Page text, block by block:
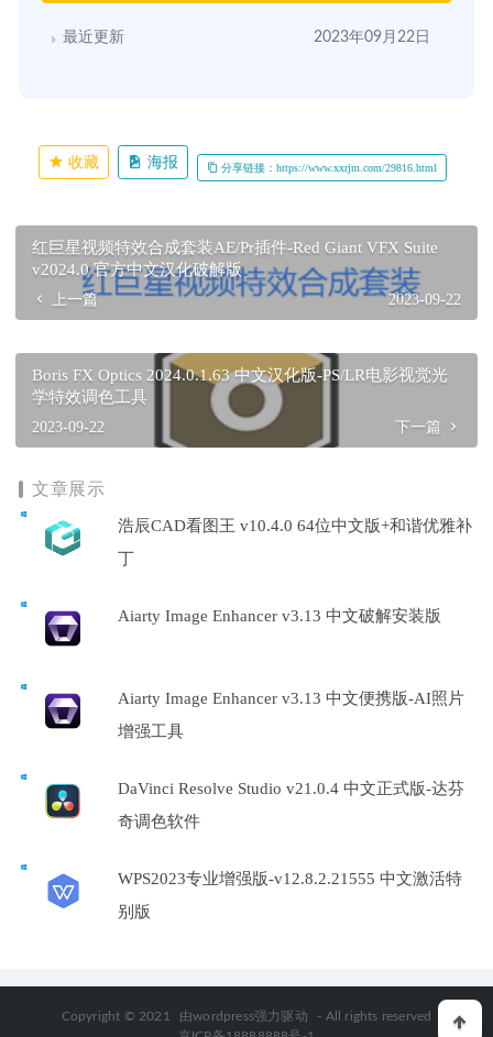
最近更新 2023年09月22日
收藏 海报 分享链接：https://www.xxrjm.com/29816.html
红巨星视频特效合成套装AE/Pr插件-Red Giant VFX Suite
v2024.0 官方中文汉化破解版
上一篇 2023-09-22
Boris FX Optics 2024.0.1.63 中文汉化版-PS/LR电影视觉光
学特效调色工具
2023-09-22 下一篇
文章展示
浩辰CAD看图王 v10.4.0 64位中文版+和谐优雅补
丁
Aiarty Image Enhancer v3.13 中文破解安装版
Aiarty Image Enhancer v3.13 中文便携版-AI照片
增强工具
DaVinci Resolve Studio v21.0.4 中文正式版-达芬
奇调色软件
WPS2023专业增强版-v12.8.2.21555 中文激活特
别版
Copyright © 2021 由wordpress强力驱动
- All rights reserved